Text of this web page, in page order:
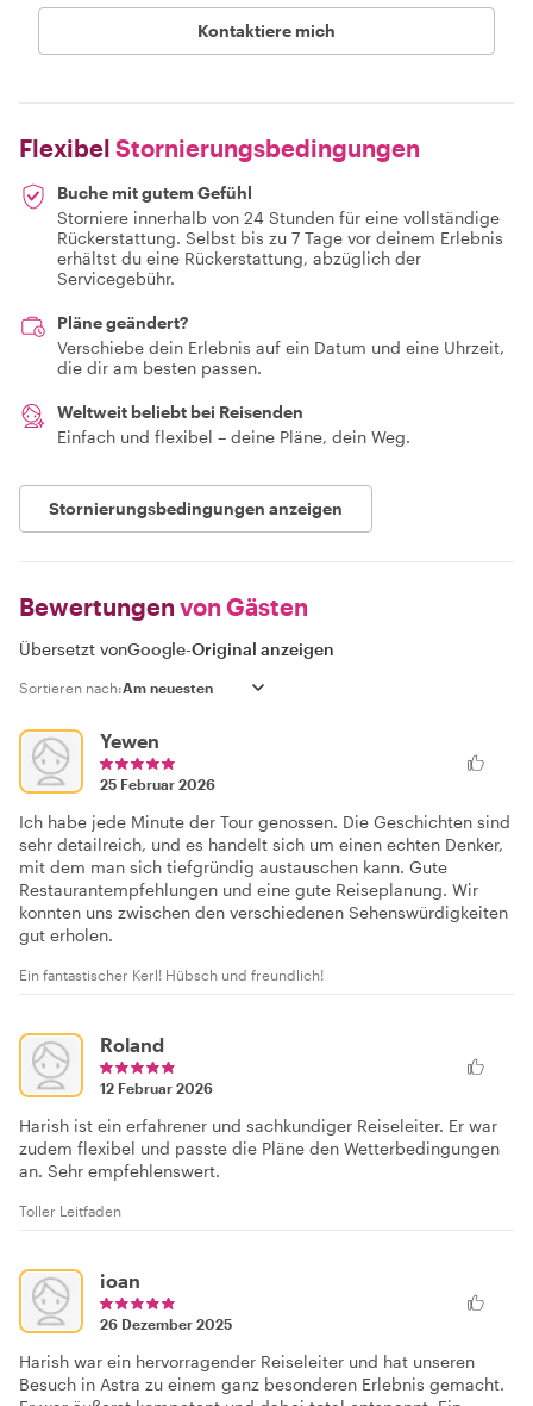
Kontaktiere mich
Flexibel Stornierungsbedingungen
Buche mit gutem Gefühl
Storniere innerhalb von 24 Stunden für eine vollständige
Rückerstattung. Selbst bis zu 7 Tage vor deinem Erlebnis
erhältst du eine Rückerstattung, abzüglich der
Servicegebühr.
Pläne geändert?
Verschiebe dein Erlebnis auf ein Datum und eine Uhrzeit,
die dir am besten passen.
Weltweit beliebt bei Reisenden
Einfach und flexibel – deine Pläne, dein Weg.
Stornierungsbedingungen anzeigen
Bewertungen von Gästen
Übersetzt vonGoogle-Original anzeigen
Sortieren nach:
Yewen
25 Februar 2026
Ich habe jede Minute der Tour genossen. Die Geschichten sind
sehr detailreich, und es handelt sich um einen echten Denker,
mit dem man sich tiefgründig austauschen kann. Gute
Restaurantempfehlungen und eine gute Reiseplanung. Wir
konnten uns zwischen den verschiedenen Sehenswürdigkeiten
gut erholen.
Ein fantastischer Kerl! Hübsch und freundlich!
Roland
12 Februar 2026
Harish ist ein erfahrener und sachkundiger Reiseleiter. Er war
zudem flexibel und passte die Pläne den Wetterbedingungen
an. Sehr empfehlenswert.
Toller Leitfaden
ioan
26 Dezember 2025
Harish war ein hervorragender Reiseleiter und hat unseren
Besuch in Astra zu einem ganz besonderen Erlebnis gemacht.